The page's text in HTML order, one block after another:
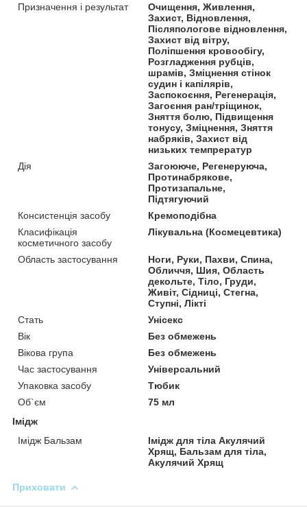
Призначення і результат
Очищення, Живлення,
Захист, Відновлення,
Післяпологове відновлення,
Захист від вітру,
Поліпшення кровообігу,
Розгладження рубців,
шрамів, Зміцнення стінок
судин і капілярів,
Заспокоєння, Регенерація,
Загоєння ран/тріщинок,
Зняття болю, Підвищення
тонусу, Зміцнення, Зняття
набряків, Захист від
низьких темпрератур
Дія
Загоююче, Регенеруюча,
Протинабрякове,
Протизапальне,
Підтягуючий
Консистенція засобу
Кремоподібна
Класифікація
косметичного засобу
Лікувальна (Космецевтика)
Область застосування
Ноги, Руки, Пахви, Спина,
Обличчя, Шия, Область
декольте, Тіло, Груди,
Живіт, Сідниці, Стегна,
Ступні, Лікті
Стать
Унісекс
Вік
Без обмежень
Вікова група
Без обмежень
Час застосування
Універсальний
Упаковка засобу
Тюбик
Об`єм
75 мл
Імідж
Імідж Бальзам
Імідж для тіла Акулячий
Хрящ, Бальзам для тіла,
Акулячий Хрящ
Приховати